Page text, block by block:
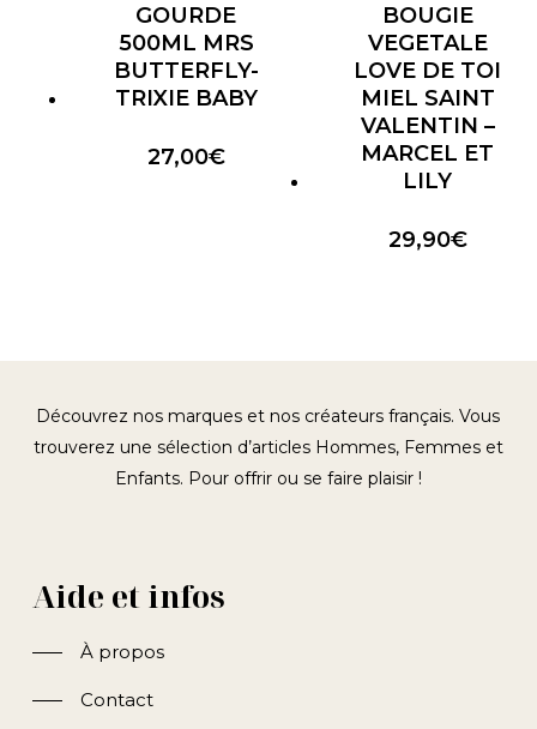
GOURDE
500ML MRS
BUTTERFLY-
TRIXIE BABY
27,00€
BOUGIE
VEGETALE
LOVE DE TOI
MIEL SAINT
VALENTIN –
MARCEL ET
LILY
29,90€
Découvrez nos marques et nos créateurs français. Vous
trouverez une sélection d’articles Hommes, Femmes et
Enfants. Pour offrir ou se faire plaisir !
Aide et infos
À propos
Contact